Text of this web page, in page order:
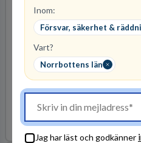
Inom:
Vart?
Norrbottens län
Jag har läst och godkänner
Information Security
Vattenfall AB
Vill du arbeta med
roll och bidra till att skydda den
Här kombinerar du strategiskt
verksamheten i ett uppdrag där